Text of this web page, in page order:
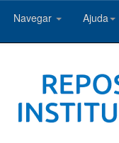
Navegar Ajuda